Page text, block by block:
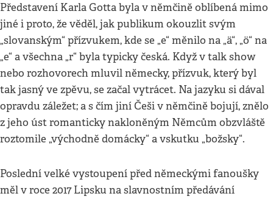
Představení Karla Gotta byla v němčině oblíbená mimo
jiné i proto, že věděl, jak publikum okouzlit svým
„slovanským“ přízvukem, kde se „e“ měnilo na „ä“, „ö“ na
„e“ a všechna „r“ byla typicky česká. Když v talk show
nebo rozhovorech mluvil německy, přízvuk, který byl
tak jasný ve zpěvu, se začal vytrácet. Na jazyku si dával
opravdu záležet; a s čím jiní Češi v němčině bojují, znělo
z jeho úst romanticky nakloněným Němcům obzvláště
roztomile „východně domácky“ a vskutku „božsky“.
Poslední velké vystoupení před německými fanoušky
měl v roce 2017 Lipsku na slavnostním předávání